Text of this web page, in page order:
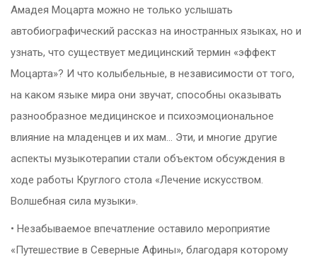
Амадея Моцарта можно не только услышать
автобиографический рассказ на иностранных языках, но и
узнать, что существует медицинский термин «эффект
Моцарта»? И что колыбельные, в независимости от того,
на каком языке мира они звучат, способны оказывать
разнообразное медицинское и психоэмоциональное
влияние на младенцев и их мам… Эти, и многие другие
аспекты музыкотерапии стали объектом обсуждения в
ходе работы Круглого стола «Лечение искусством.
Волшебная сила музыки».
• Незабываемое впечатление оставило мероприятие
«Путешествие в Северные Афины», благодаря которому